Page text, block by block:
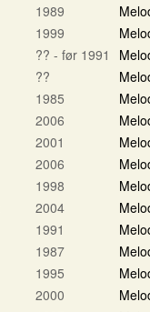
1989
1999
?? - før 1991
??
1985
2006
2001
2006
1998
2004
1991
1987
1995
2000